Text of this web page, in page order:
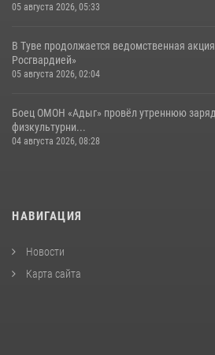
05 августа 2026, 05:33
В Туве продолжается ведомственная
Росгвардией»
05 августа 2026, 02:04
Боец ОМОН «Адыг» провёл утреннюю
физкультурни...
04 августа 2026, 08:28
НАВИГАЦИЯ
Новости
Карта сайта